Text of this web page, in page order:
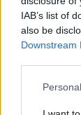
IAB’s list of
also be
Downstream
Please note
is kitértem
szólóban.
nekünk a
hasburg